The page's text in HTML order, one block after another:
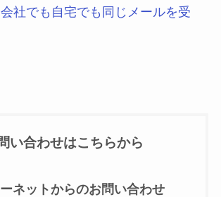
会社でも自宅でも同じメールを受
い合わせはこちらから
ネットからのお問い合わせ